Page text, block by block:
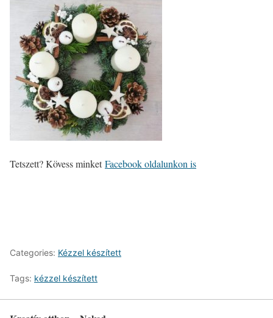
Tetszett? Kövess minketFacebook oldalunkon is
Categories: Kézzel készített
Tags: kézzel készített